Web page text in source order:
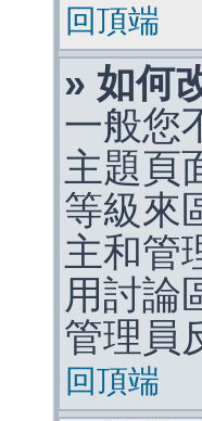
回頂端
» 如何
一般您
主題頁
等級來
主和管
用討論
管理員
回頂端